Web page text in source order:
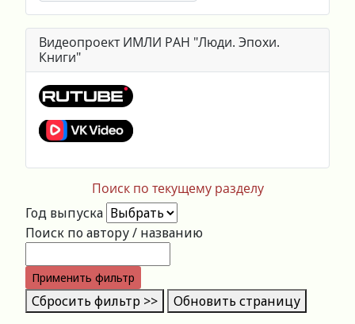
Видеопроект ИМЛИ РАН "Люди. Эпохи.
Книги"
Поиск по текущему разделу
Год выпуска
Поиск по автору / названию
Применить фильтр
Сбросить фильтр >> Обновить страницу